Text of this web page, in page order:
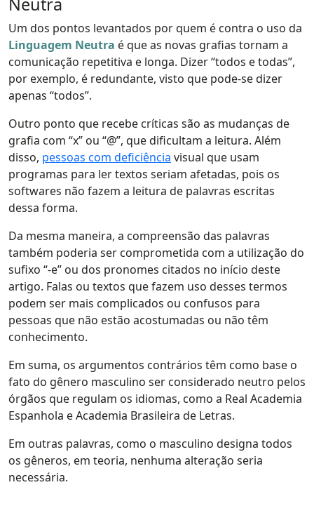
Um dos pontos levantados por quem é contra o uso da
Linguagem Neutra é que as novas grafias tornam a
comunicação repetitiva e longa. Dizer “todos e todas”,
por exemplo, é redundante, visto que pode-se dizer
apenas “todos”.
Outro ponto que recebe críticas são as mudanças de
grafia com “x” ou “@”, que dificultam a leitura. Além
disso, pessoas com deficiência visual que usam
programas para ler textos seriam afetadas, pois os
softwares não fazem a leitura de palavras escritas
dessa forma.
Da mesma maneira, a compreensão das palavras
também poderia ser comprometida com a utilização do
sufixo “-e” ou dos pronomes citados no início deste
artigo. Falas ou textos que fazem uso desses termos
podem ser mais complicados ou confusos para
pessoas que não estão acostumadas ou não têm
conhecimento.
Em suma, os argumentos contrários têm como base o
fato do gênero masculino ser considerado neutro pelos
órgãos que regulam os idiomas, como a Real Academia
Espanhola e Academia Brasileira de Letras.
Em outras palavras, como o masculino designa todos
os gêneros, em teoria, nenhuma alteração seria
necessária.